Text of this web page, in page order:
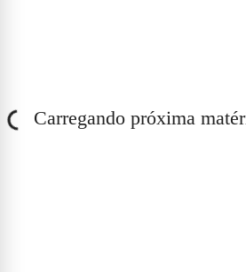
Carregando próxima